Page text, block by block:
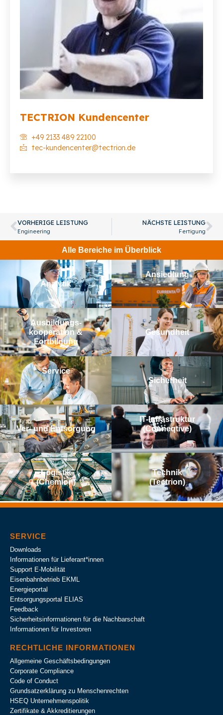
TECTRION Kundencenter
+49 2133 489 22100
tec-kundencenter@tectrion.de
VORHERIGE LEISTUNG
Engineering
NÄCHSTE LEISTUNG
Fertigung
Alle Bereiche im Überblick
Analytik
Ansiedlung
Aus­bildungs­­
kooperation &
Fortbildung
Gesundheit
Service
Sicherheit
Ver- und Entsorgung
IT-Infrastruktur
(Conneqtive)
Logistik
(Chemion)
Technik
(Tectrion)
SERVICE
Downloads
Informationen für Lieferant*innen
Support E-Mobilität
Eisenbahnbetrieb EKML
Energieportal
Entsorgungsportal ELIAS
Feedback
Sicherheitsinformationen für die Nachbarschaft
Informationen für Investoren
RECHTLICHE INFORMATIONEN
Allgemeine Geschäftsbedingungen
Corporate Compliance
Code of Conduct
Grundsatzerklärung zu Menschenrechten
HSEQ Unternehmens­politik
Zertifikate & Akkreditierungen